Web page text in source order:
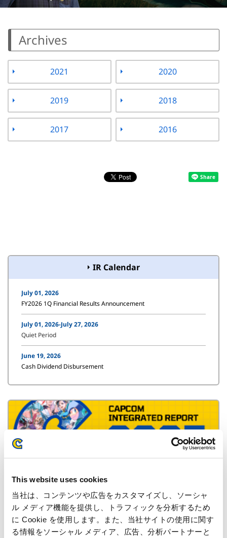
This website uses cookies
当社は、コンテンツや広告をカスタマイズし、ソーシャ
ル メディア機能を提供し、トラフィックを分析するため
に Cookie を使用します。また、当社サイトの使用に関す
る情報をソーシャル メディア、広告、分析パートナーと
Archives
2021 2020
2019 2018
2017 2016
IR Calendar
July 01, 2026
FY2026 1Q Financial Results Announcement
July 01, 2026-July 27, 2026
Quiet Period
June 19, 2026
Cash Dividend Disbursement
Integrated Report
IR Materials Download